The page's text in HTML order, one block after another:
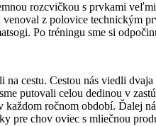
rozcvičkou s prvkami
z polovice technickým
Po tréningu sme si
na cestu. Cestou nás viedli
putovali celou dedinou v
ročnom období. Ďalej
pre chov oviec s mliečnou